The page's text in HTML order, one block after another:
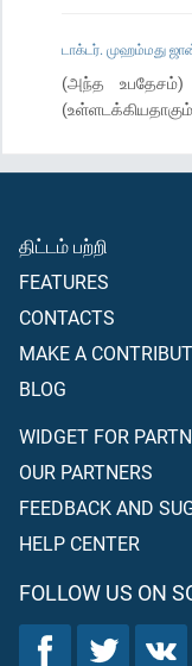
டாக்டர். முஹம்மது
(அந்த
திட்டம் பற்றி
FEATURES
CONTACTS
MAKE A
BLOG
WIDGET FOR
OUR PARTNERS
FEEDBACK AND
HELP CENTER
FOLLOW US ON